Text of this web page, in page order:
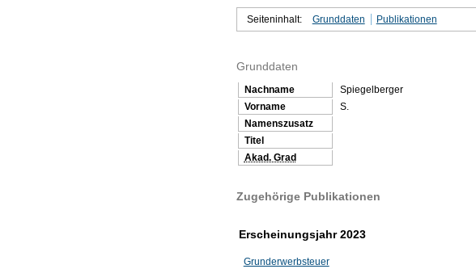
Seiteninhalt: Grunddaten Publikationen
Grunddaten
Nachname Spiegelberger
Vorname
S.
Namenszusatz
Titel
Akad. Grad
Zugehörige Publikationen
Erscheinungsjahr 2023
Grunderwerbsteuer